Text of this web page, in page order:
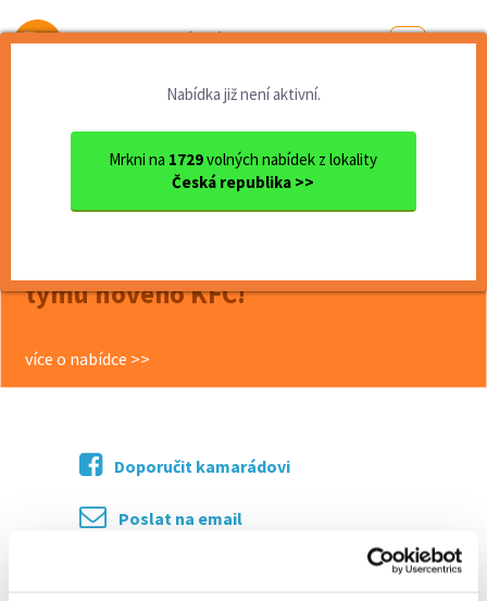
Od první brigády
Nabídka již není aktivní.
Mrkni na 1729volných nabídek z lokality
Česká republika >>
KFC již brzy otevřeme v Che...
<< Zpět
týmu nového KFC!
více o nabídce >>
Doporučit kamarádovi
Poslat na email